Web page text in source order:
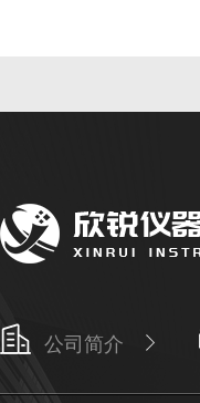
公司简介